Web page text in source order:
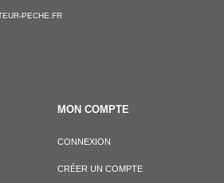
PECHE.FR
MON COMPTE
CONNEXION
CRÉER UN COMPTE